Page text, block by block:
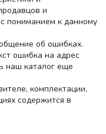
и
пониманием к данному
об ошибках.
ошибка на адрес
наш каталог еще
комплектации,
содержится в